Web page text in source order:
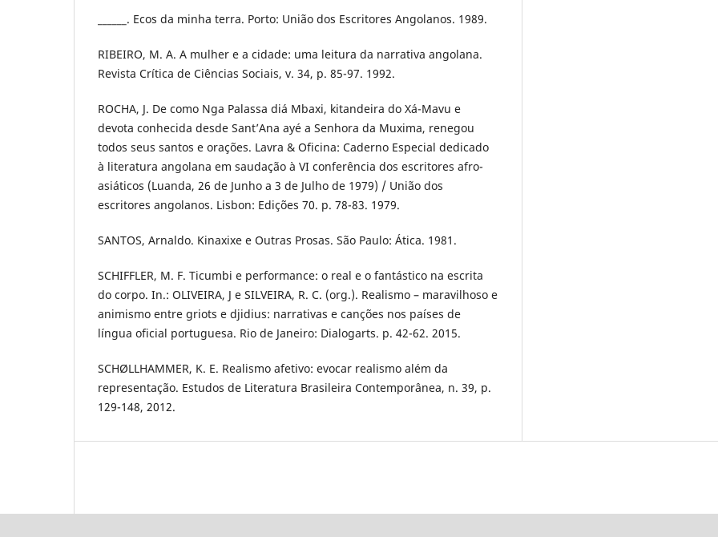
______. Ecos da minha terra. Porto: União dos Escritores Angolanos. 1989.
RIBEIRO, M. A. A mulher e a cidade: uma leitura da narrativa angolana.
Revista Crítica de Ciências Sociais, v. 34, p. 85-97. 1992.
ROCHA, J. De como Nga Palassa diá Mbaxi, kitandeira do Xá-Mavu e
devota conhecida desde Sant’Ana ayé a Senhora da Muxima, renegou
todos seus santos e orações. Lavra & Oficina: Caderno Especial dedicado
à literatura angolana em saudação à VI conferência dos escritores afro-
asiáticos (Luanda, 26 de Junho a 3 de Julho de 1979) / União dos
escritores angolanos. Lisbon: Edições 70. p. 78-83. 1979.
SANTOS, Arnaldo. Kinaxixe e Outras Prosas. São Paulo: Ática. 1981.
SCHIFFLER, M. F. Ticumbi e performance: o real e o fantástico na escrita
do corpo. In.: OLIVEIRA, J e SILVEIRA, R. C. (org.). Realismo – maravilhoso e
animismo entre griots e djidius: narrativas e canções nos países de
língua oficial portuguesa. Rio de Janeiro: Dialogarts. p. 42-62. 2015.
SCHØLLHAMMER, K. E. Realismo afetivo: evocar realismo além da
representação. Estudos de Literatura Brasileira Contemporânea, n. 39, p.
129-148, 2012.